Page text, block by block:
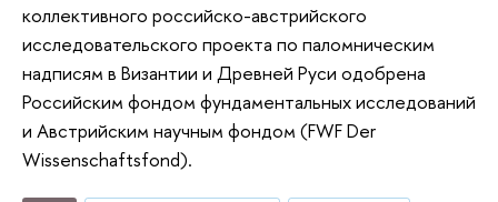
коллективного российско-австрийского
исследовательского проекта по паломническим
надписям в Византии и Древней Руси одобрена
Российским фондом фундаментальных исследований
и Австрийским научным фондом (FWF Der
Wissensсhaftsfond).